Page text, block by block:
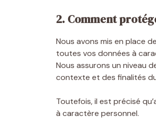
2. Comment
Nous avons mis en place
toutes vos données à
Nous assurons un niveau
contexte et des finalités
Toutefois, il est précisé
à caractère personnel.